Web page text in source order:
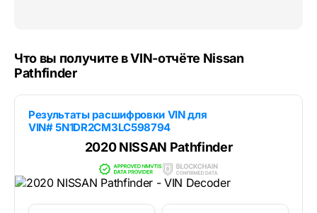
Что вы получите в VIN-отчёте Nissan
Pathfinder
Результаты расшифровки VIN для
VIN# 5N1DR2CM3LC598794
2020 NISSAN Pathfinder